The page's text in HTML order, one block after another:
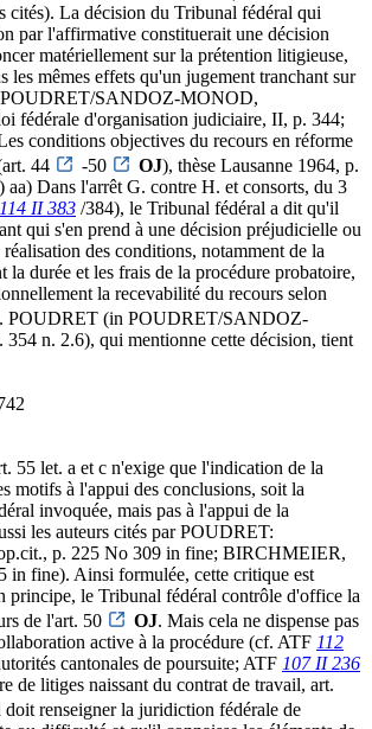
cités). La décision du Tribunal fédéral qui
par l'affirmative constituerait une décision
matériellement sur la prétention litigieuse,
les mêmes effets qu'un jugement tranchant sur
SANDOZ-MONOD,
fédérale d'organisation judiciaire, II, p. 344;
conditions objectives du recours en réforme
44
-50 OJ), thèse Lausanne 1964, p.
aa) Dans l'arrêt G. contre H. et consorts, du 3
114 II 383 /384), le Tribunal fédéral a dit qu'il
qui s'en prend à une décision préjudicielle ou
des conditions, notamment de la
la durée et les frais de la procédure probatoire,
la recevabilité du recours selon
. POUDRET (in POUDRET/SANDOZ-
n. 2.6), qui mentionne cette décision, tient
55 let. a et c n'exige que l'indication de la
motifs à l'appui des conclusions, soit la
invoquée, mais pas à l'appui de la
les auteurs cités par POUDRET:
p. 225 No 309 in fine; BIRCHMEIER,
in fine). Ainsi formulée, cette critique est
principe, le Tribunal fédéral contrôle d'office la
de l'art. 50
OJ. Mais cela ne dispense pas
active à la procédure (cf. ATF 112
cantonales de poursuite; ATF 107 II 236
de litiges naissant du contrat de travail, art.
doit renseigner la juridiction fédérale de